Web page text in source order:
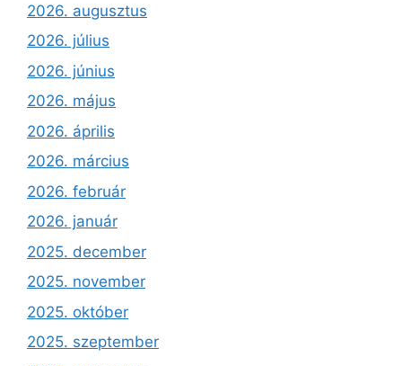
2026. augusztus
2026. július
2026. június
2026. május
2026. április
2026. március
2026. február
2026. január
2025. december
2025. november
2025. október
2025. szeptember